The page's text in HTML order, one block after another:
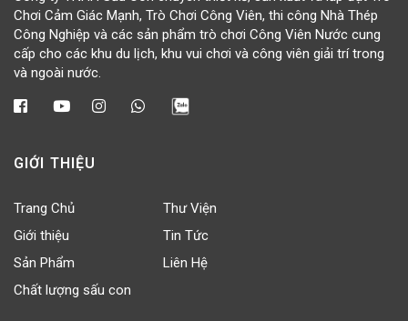
Chơi Cảm Giác Mạnh, Trò Chơi Công Viên, thi công Nhà Thép
Công Nghiệp và các sản phẩm trò chơi Công Viên Nước cung
cấp cho các khu du lịch, khu vui chơi và công viên giải trí trong
và ngoài nước.
GIỚI THIỆU
Trang Chủ
Giới thiệu
Sản Phẩm
Chất lượng sấu con
Thư Viện
Tin Tức
Liên Hệ